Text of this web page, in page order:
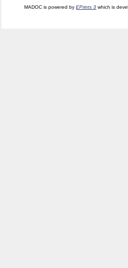
MADOC is powered byEPrints 3 which is